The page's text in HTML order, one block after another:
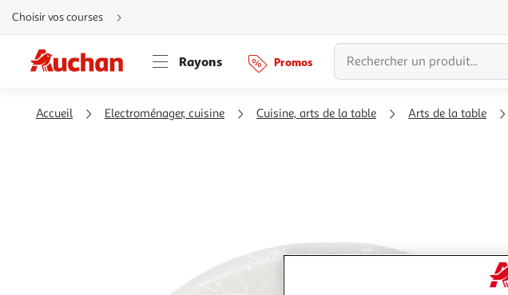
Aller
directement
au
Aller
directement
à
Aller
directement
Choisir vos courses
Rayons Promos
Accueil Electroménager, cuisine Cuisine, arts de la table Arts de la table